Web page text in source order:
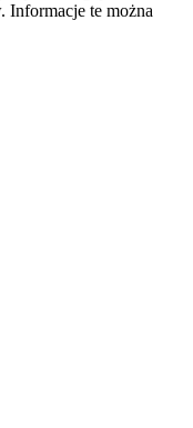
Informacje te można